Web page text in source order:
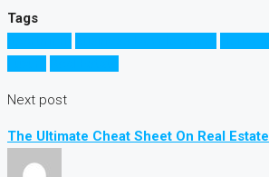
Tags
Next post
The Ultimate Cheat Sheet On Real Estate